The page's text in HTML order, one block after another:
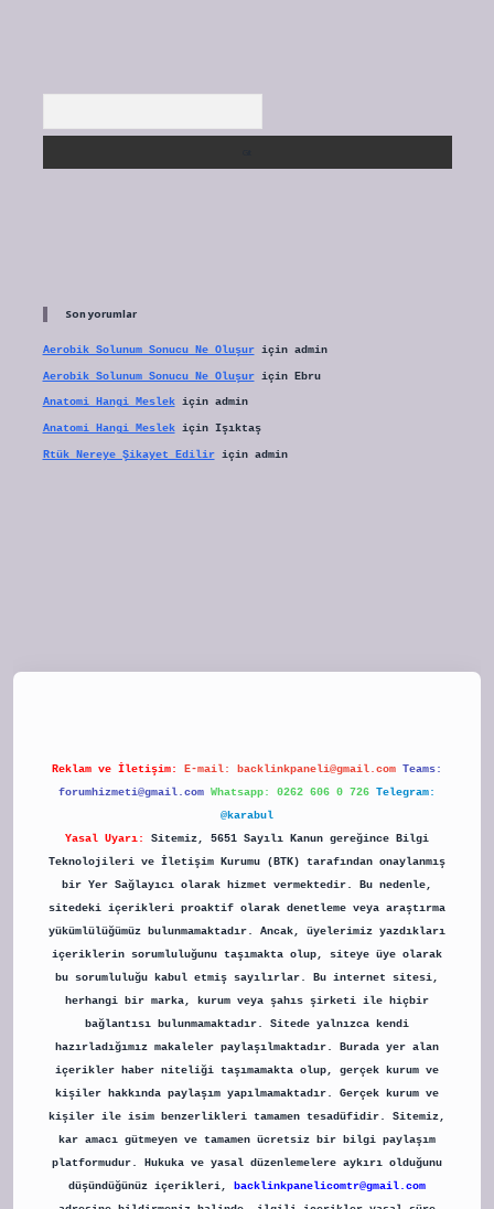
Son yorumlar
Aerobik Solunum Sonucu Ne Oluşuriçin admin
Aerobik Solunum Sonucu Ne Oluşuriçin Ebru
Anatomi Hangi Meslekiçin admin
Anatomi Hangi Meslekiçin Işıktaş
Rtük Nereye Şikayet Ediliriçin admin
Reklam ve İletişim: E-mail: backlinkpaneli@gmail.com Teams:
forumhizmeti@gmail.com Whatsapp: 0262 606 0 726 Telegram:
@karabul
Yasal Uyarı:
Sitemiz, 5651 Sayılı Kanun gereğince Bilgi
Teknolojileri ve İletişim Kurumu (BTK) tarafından onaylanmış
bir Yer Sağlayıcı olarak hizmet vermektedir. Bu nedenle,
sitedeki içerikleri proaktif olarak denetleme veya araştırma
yükümlülüğümüz bulunmamaktadır. Ancak, üyelerimiz yazdıkları
içeriklerin sorumluluğunu taşımakta olup, siteye üye olarak
bu sorumluluğu kabul etmiş sayılırlar. Bu internet sitesi,
herhangi bir marka, kurum veya şahıs şirketi ile hiçbir
bağlantısı bulunmamaktadır. Sitede yalnızca kendi
hazırladığımız makaleler paylaşılmaktadır. Burada yer alan
içerikler haber niteliği taşımamakta olup, gerçek kurum ve
kişiler hakkında paylaşım yapılmamaktadır. Gerçek kurum ve
kişiler ile isim benzerlikleri tamamen tesadüfidir. Sitemiz,
kar amacı gütmeyen ve tamamen ücretsiz bir bilgi paylaşım
platformudur. Hukuka ve yasal düzenlemelere aykırı olduğunu
düşündüğünüz içerikleri,
backlinkpanelicomtr@gmail.com